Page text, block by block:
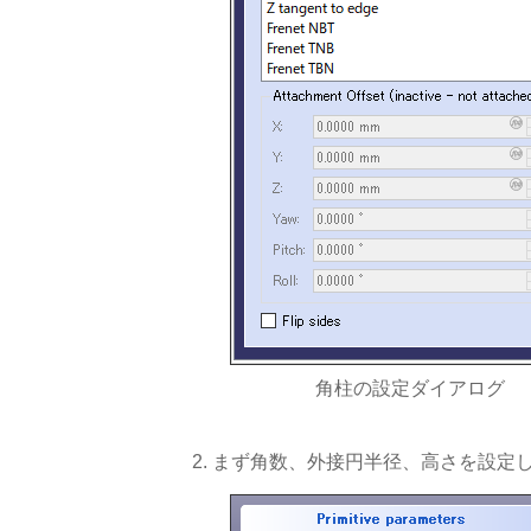
角柱の設定ダイアログ
まず角数、外接円半径、高さを設定